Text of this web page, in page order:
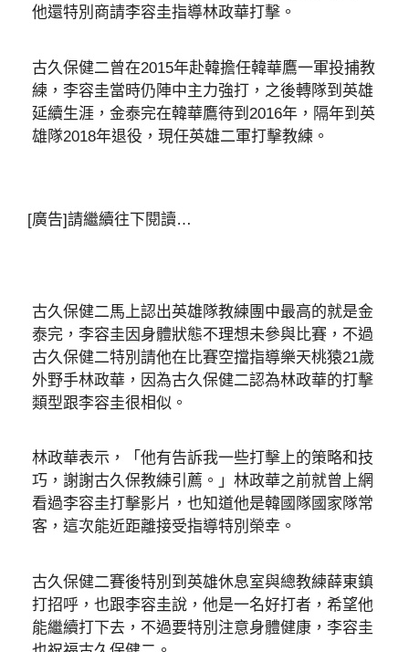
他還特別商請李容圭指導林政華打擊。
古久保健二曾在2015年赴韓擔任韓華鷹一軍投捕教
練，李容圭當時仍陣中主力強打，之後轉隊到英雄
延續生涯，金泰完在韓華鷹待到2016年，隔年到英
雄隊2018年退役，現任英雄二軍打擊教練。
[廣告]請繼續往下閱讀…
古久保健二馬上認出英雄隊教練團中最高的就是金
泰完，李容圭因身體狀態不理想未參與比賽，不過
古久保健二特別請他在比賽空擋指導樂天桃猿21歲
外野手林政華，因為古久保健二認為林政華的打擊
類型跟李容圭很相似。
林政華表示，「他有告訴我一些打擊上的策略和技
巧，謝謝古久保教練引薦。」林政華之前就曾上網
看過李容圭打擊影片，也知道他是韓國隊國家隊常
客，這次能近距離接受指導特別榮幸。
古久保健二賽後特別到英雄休息室與總教練薛東鎮
打招呼，也跟李容圭說，他是一名好打者，希望他
能繼續打下去，不過要特別注意身體健康，李容圭